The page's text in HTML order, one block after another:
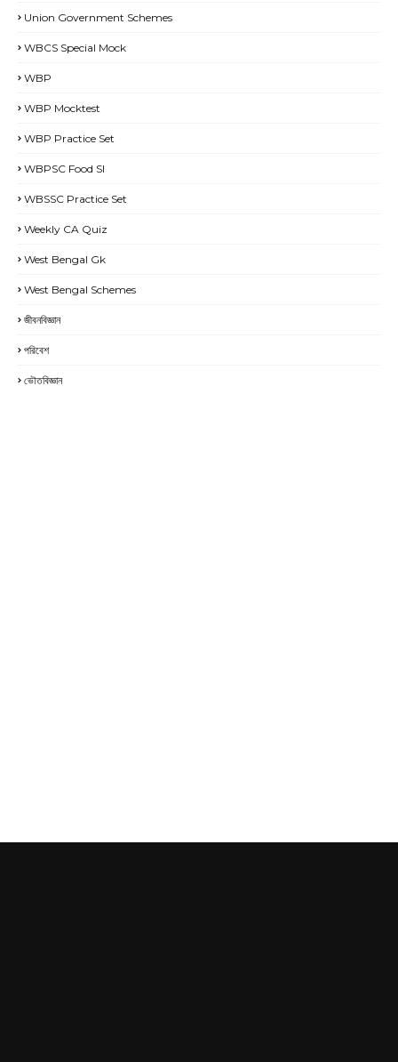
Union Government Schemes
WBCS Special Mock
WBP
WBP Mocktest
WBP Practice Set
WBPSC Food SI
WBSSC Practice Set
Weekly CA Quiz
West Bengal Gk
West Bengal Schemes
জীবনবিজ্ঞান
পরিবেশ
ভৌতবিজ্ঞান